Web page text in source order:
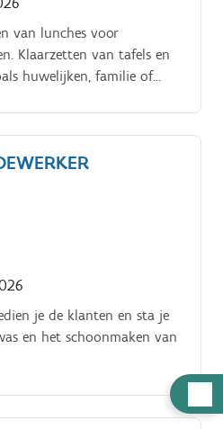
van lunches voor
Klaarzetten van tafels en
huwelijken, familie of
je de klanten en sta je
en het schoonmaken van